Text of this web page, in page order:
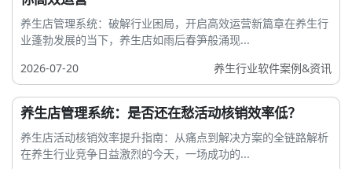
养生店管理系统：破解行业困局，开启高效运营新篇章在养生行
业蓬勃发展的当下，养生店如雨后春笋般涌现...
2026-07-20
养生行业软件案例&资讯
养生店管理系统：是否还在愁活动核销效率低？
养生店活动核销效率提升指南：从痛点到解决方案的全链路解析
在养生行业竞争日益激烈的今天，一场成功的...